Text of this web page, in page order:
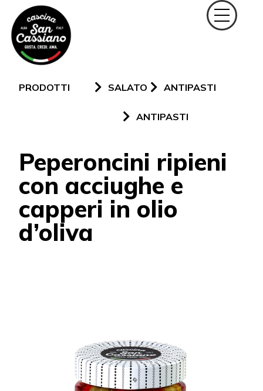
PRODOTTI SALATO ANTIPASTI
ANTIPASTI
Peperoncini ripieni
con acciughe e
capperi in olio
d’oliva